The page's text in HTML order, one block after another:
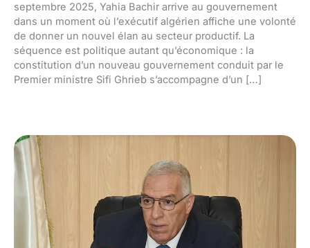
septembre 2025, Yahia Bachir arrive au gouvernement
dans un moment où l’exécutif algérien affiche une volonté
de donner un nouvel élan au secteur productif. La
séquence est politique autant qu’économique : la
constitution d’un nouveau gouvernement conduit par le
Premier ministre Sifi Ghrieb s’accompagne d’un […]